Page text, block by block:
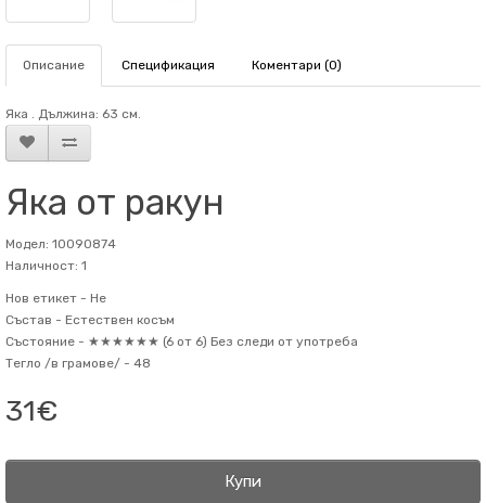
Описание Спецификация Коментари (0)
Яка . Дължина: 63 см.
Яка от ракун
Модел: 10090874
Наличност: 1
Нов етикет - Не
Състав - Естествен косъм
Състояние - ★★★★★★ (6 от 6) Без следи от употреба
Тегло /в грамове/ - 48
31€
Купи